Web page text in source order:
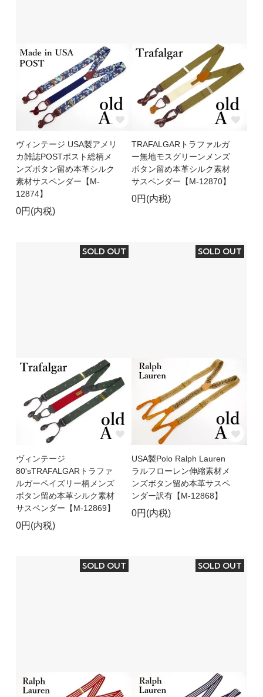
ヴィンテージ USA製アメリ
カ雑誌POSTポスト総柄メ
ンズボタン留め本革シルク
素材サスペンダー【M-
12874】
0円(内税)
TRAFALGARトラファルガ
ー無地モスグリーンメンズ
ボタン留め本革シルク素材
サスペンダー【M-12870】
0円(内税)
SOLD OUT
ヴィンテージ
80'sTRAFALGARトラファ
ルガーペイズリー柄メンズ
ボタン留め本革シルク素材
サスペンダー【M-12869】
0円(内税)
SOLD OUT
USA製Polo Ralph Lauren
ラルフローレン伸縮素材メ
ンズボタン留め本革サスペ
ンダー訳有【M-12868】
0円(内税)
SOLD OUT SOLD OUT